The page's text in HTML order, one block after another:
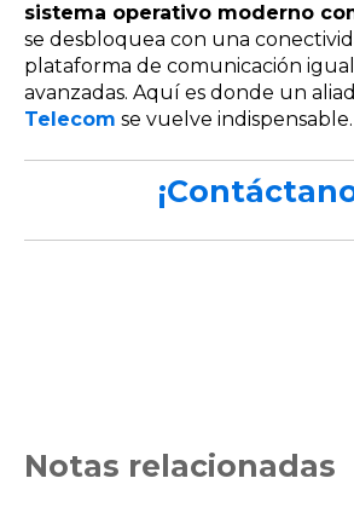
sistema operativo moderno
se desbloquea con una
plataforma de comunicación
avanzadas. Aquí es donde un
Telecom se vuelve indispensable.
Notas relacionadas